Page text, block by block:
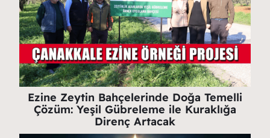
Ezine Zeytin Bahçelerinde Doğa Temelli
Çözüm: Yeşil Gübreleme ile Kuraklığa
Direnç Artacak